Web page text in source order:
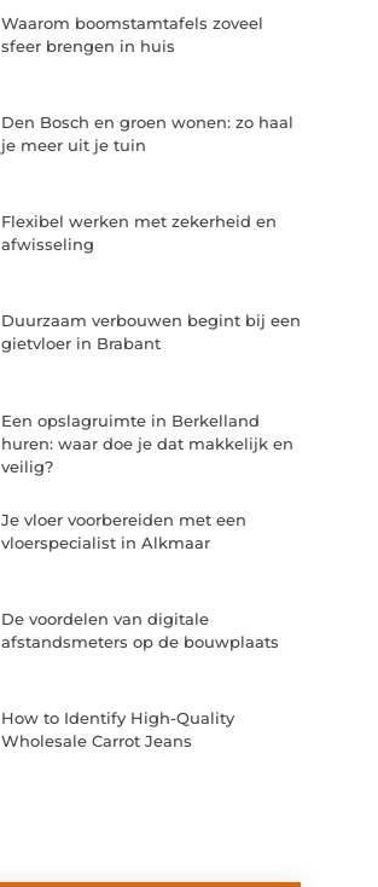
Waarom boomstamtafels zoveel
sfeer brengen in huis
Den Bosch en groen wonen: zo haal
je meer uit je tuin
Flexibel werken met zekerheid en
afwisseling
Duurzaam verbouwen begint bij een
gietvloer in Brabant
Een opslagruimte in Berkelland
huren: waar doe je dat makkelijk en
veilig?
Je vloer voorbereiden met een
vloerspecialist in Alkmaar
De voordelen van digitale
afstandsmeters op de bouwplaats
How to Identify High-Quality
Wholesale Carrot Jeans